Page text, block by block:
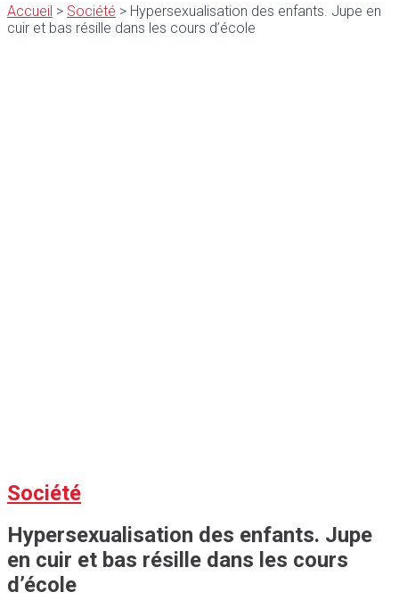
Accueil > Société > Hypersexualisation des enfants. Jupe en
cuir et bas résille dans les cours d’école
Société
Hypersexualisation des enfants. Jupe
en cuir et bas résille dans les cours
d’école